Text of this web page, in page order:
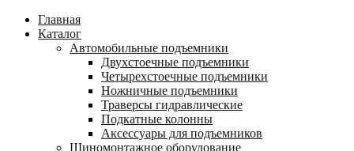
Главная
Каталог
Автомобильные подъемники
Двухстоечные подъемники
Четырехстоечные подъемники
Ножничные подъемники
Траверсы гидравлические
Подкатные колонны
Аксессуары для подъемников
Шиномонтажное оборудование